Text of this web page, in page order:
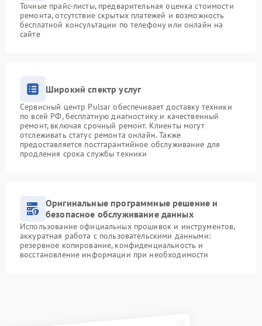
Точные прайс-листы, предварительная оценка стоимости
ремонта, отсутствие скрытых платежей и возможность
бесплатной консультации по телефону или онлайн на
сайте
Широкий спектр услуг
Сервисный центр Pulsar обеспечивает доставку техники
по всей РФ, бесплатную диагностику и качественный
ремонт, включая срочный ремонт. Клиенты могут
отслеживать статус ремонта онлайн. Также
предоставляется постгарантийное обслуживание для
продления срока службы техники
Оригинальные программные решение и
безопасное обслуживание данных
Использование официальных прошивок и инструментов,
аккуратная работа с пользовательскими данными:
резервное копирование, конфиденциальность и
восстановление информации при необходимости